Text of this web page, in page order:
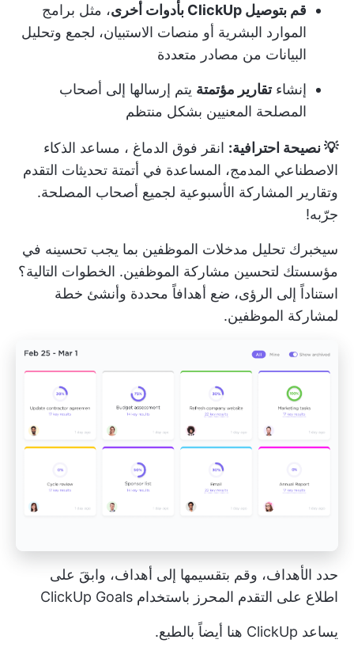
قم بتوصيل ClickUp بأدوات أخرى
، مثل برامج
الموارد البشرية أو منصات الاستبيان، لجمع وتحليل
البيانات من مصادر متعددة
إنشاءتقارير مؤتمتة يتم إرسالها إلى أصحاب
المصلحة المعنيين بشكل منتظم
💡 نصيحة احترافية: انقر فوق الدماغ ، مساعد الذكاء
الاصطناعي المدمج، المساعدة في أتمتة تحديثات التقدم
وتقارير المشاركة الأسبوعية لجميع أصحاب المصلحة.
جرّبه!
سيخبرك تحليل مدخلات الموظفين بما يجب تحسينه في
مؤسستك لتحسين مشاركة الموظفين. الخطوات التالية؟
استناداً إلى الرؤى، ضع أهدافاً محددة وأنشئ خطة
لمشاركة الموظفين.
حدد الأهداف، وقم بتقسيمها إلى أهداف، وابقَ على
اطلاع على التقدم المحرز باستخدام ClickUp Goals
يساعد ClickUp هنا أيضاً بالطبع.